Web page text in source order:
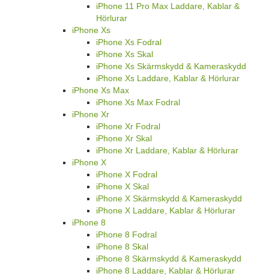
iPhone 11 Pro Max Laddare, Kablar &
Hörlurar
iPhone Xs
iPhone Xs Fodral
iPhone Xs Skal
iPhone Xs Skärmskydd & Kameraskydd
iPhone Xs Laddare, Kablar & Hörlurar
iPhone Xs Max
iPhone Xs Max Fodral
iPhone Xr
iPhone Xr Fodral
iPhone Xr Skal
iPhone Xr Laddare, Kablar & Hörlurar
iPhone X
iPhone X Fodral
iPhone X Skal
iPhone X Skärmskydd & Kameraskydd
iPhone X Laddare, Kablar & Hörlurar
iPhone 8
iPhone 8 Fodral
iPhone 8 Skal
iPhone 8 Skärmskydd & Kameraskydd
iPhone 8 Laddare, Kablar & Hörlurar